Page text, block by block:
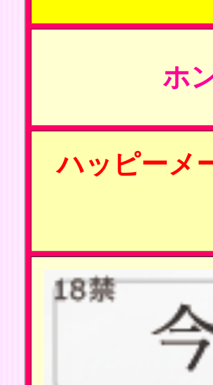
ホ
ハッピーメ